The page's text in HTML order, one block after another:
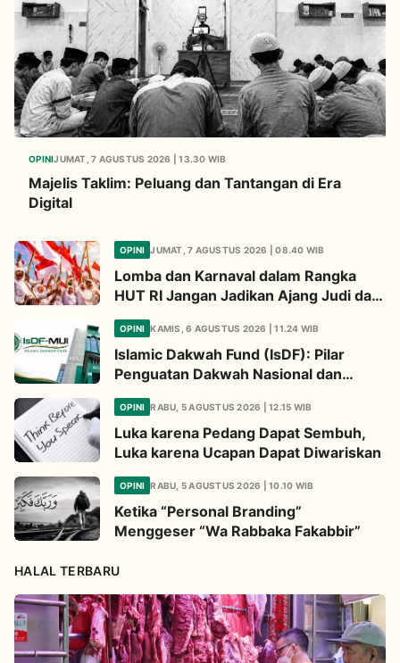
OPINIJUMAT, 7 AGUSTUS 2026 | 13.30 WIB
Majelis Taklim: Peluang dan Tantangan di Era
Digital
OPINI JUMAT, 7 AGUSTUS 2026 | 08.40 WIB
Lomba dan Karnaval dalam Rangka
HUT RI Jangan Jadikan Ajang Judi dan
Kampanye LGBT
OPINI KAMIS, 6 AGUSTUS 2026 | 11.24 WIB
Islamic Dakwah Fund (IsDF): Pilar
Penguatan Dakwah Nasional dan
Jembatan Kepedulian Umat Global
OPINI RABU, 5 AGUSTUS 2026 | 12.15 WIB
Luka karena Pedang Dapat Sembuh,
Luka karena Ucapan Dapat Diwariskan
OPINI RABU, 5 AGUSTUS 2026 | 10.10 WIB
Ketika “Personal Branding”
Menggeser “Wa Rabbaka Fakabbir”
HALAL TERBARU